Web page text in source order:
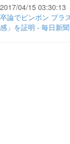
2017/04/15 03:30:13
卒論でピンポン プラ
感」を証明 - 毎日新聞